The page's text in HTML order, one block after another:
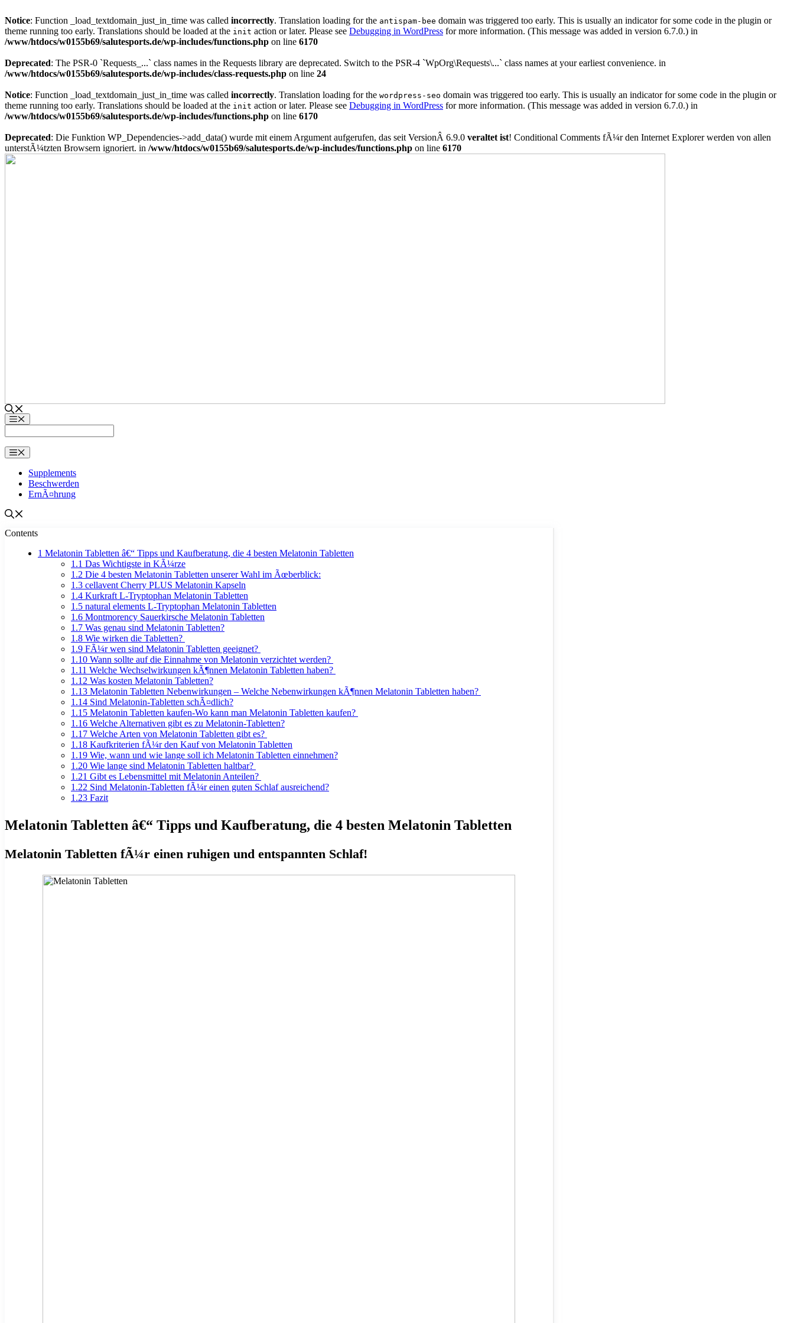
Notice: Function _load_textdomain_just_in_time was called incorrectly. Translation loading for the antispam-bee domain was triggered too early. This is usually an indicator for some code in the plugin or
theme running too early. Translations should be loaded at the init action or later. Please see Debugging in WordPress for more information. (This message was added in version 6.7.0.) in
/www/htdocs/w0155b69/salutesports.de/wp-includes/functions.php on line 6170
Deprecated: The PSR-0 `Requests_...` class names in the Requests library are deprecated. Switch to the PSR-4 `WpOrg\Requests\...` class names at your earliest convenience. in
/www/htdocs/w0155b69/salutesports.de/wp-includes/class-requests.php on line 24
Notice: Function _load_textdomain_just_in_time was called incorrectly. Translation loading for the wordpress-seo domain was triggered too early. This is usually an indicator for some code in the plugin or
theme running too early. Translations should be loaded at the init action or later. Please see Debugging in WordPress for more information. (This message was added in version 6.7.0.) in
/www/htdocs/w0155b69/salutesports.de/wp-includes/functions.php on line 6170
Deprecated: Die Funktion WP_Dependencies->add_data() wurde mit einem Argument aufgerufen, das seit VersionÂ 6.9.0 veraltet ist! Conditional Comments fÃ¼r den Internet Explorer werden von allen
unterstÃ¼tzten Browsern ignoriert. in /www/htdocs/w0155b69/salutesports.de/wp-includes/functions.php on line 6170
Zum
MenÃ¼
MenÃ¼
Supplements
Beschwerden
ErnÃ¤hrung
Contents
1 Melatonin Tabletten â€“ Tipps und Kaufberatung, die 4 besten Melatonin Tabletten
1.1 Das Wichtigste in KÃ¼rze
1.2 Die 4 besten Melatonin Tabletten unserer Wahl im Ãœberblick:
1.3 cellavent Cherry PLUS Melatonin Kapseln
1.4 Kurkraft L-Tryptophan Melatonin Tabletten
1.5 natural elements L-Tryptophan Melatonin Tabletten
1.6 Montmorency Sauerkirsche Melatonin Tabletten
1.7 Was genau sind Melatonin Tabletten?
1.8 Wie wirken die Tabletten?
1.9 FÃ¼r wen sind Melatonin Tabletten geeignet?
1.10 Wann sollte auf die Einnahme von Melatonin verzichtet werden?
1.11 Welche Wechselwirkungen kÃ¶nnen Melatonin Tabletten haben?
1.12 Was kosten Melatonin Tabletten?
1.13 Melatonin Tabletten Nebenwirkungen – Welche Nebenwirkungen kÃ¶nnen Melatonin Tabletten haben?
1.14 Sind Melatonin-Tabletten schÃ¤dlich?
1.15 Melatonin Tabletten kaufen-Wo kann man Melatonin Tabletten kaufen?
1.16 Welche Alternativen gibt es zu Melatonin-Tabletten?
1.17 Welche Arten von Melatonin Tabletten gibt es?
1.18 Kaufkriterien fÃ¼r den Kauf von Melatonin Tabletten
1.19 Wie, wann und wie lange soll ich Melatonin Tabletten einnehmen?
1.20 Wie lange sind Melatonin Tabletten haltbar?
1.21 Gibt es Lebensmittel mit Melatonin Anteilen?
1.22 Sind Melatonin-Tabletten fÃ¼r einen guten Schlaf ausreichend?
1.23 Fazit
Melatonin Tabletten â€“ Tipps und Kaufberatung, die 4 besten Melatonin Tabletten
Melatonin Tabletten fÃ¼r einen ruhigen und entspannten Schlaf!